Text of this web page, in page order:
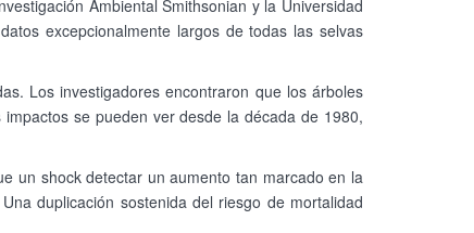
Ambiental Smithsonian y la Universidad
excepcionalmente largos de todas las selvas
Los investigadores encontraron que los árboles
se pueden ver desde la década de 1980,
un shock detectar un aumento tan marcado en la
duplicación sostenida del riesgo de mortalidad